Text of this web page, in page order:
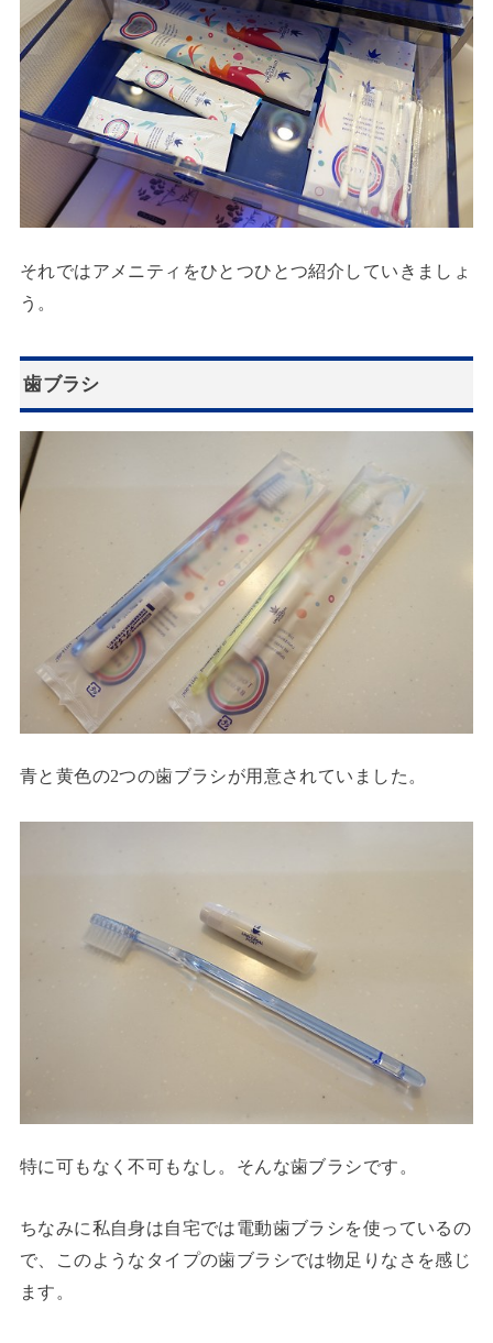
それではアメニティをひとつひとつ紹介していきましょ
う。
歯ブラシ
青と黄色の2つの歯ブラシが用意されていました。
特に可もなく不可もなし。そんな歯ブラシです。
ちなみに私自身は自宅では電動歯ブラシを使っているの
で、このようなタイプの歯ブラシでは物足りなさを感じ
ます。